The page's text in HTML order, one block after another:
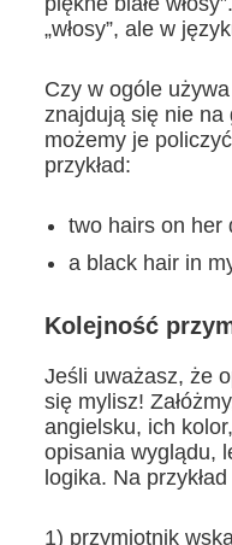
„włosy”, ale w
Czy w ogóle
znajdują się nie na
możemy je
przykład:
two hairs on her
a black hair in
Kolejność
Jeśli uważasz, że
się mylisz!
angielsku, ich
opisania wyglądu,
logika. Na
1) przymiotnik